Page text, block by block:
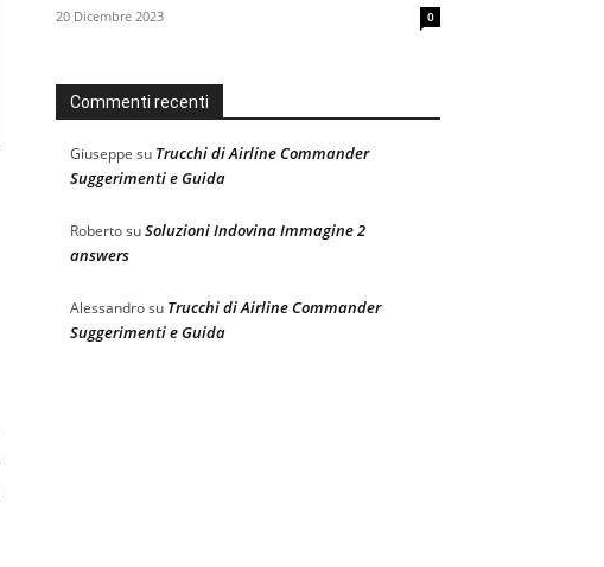
20 Dicembre 2023 0
Commenti recenti
Giuseppe su Trucchi di Airline Commander
Suggerimenti e Guida
RobertosuSoluzioni Indovina Immagine 2
answers
Alessandrosu Trucchi di Airline Commander
Suggerimenti e Guida